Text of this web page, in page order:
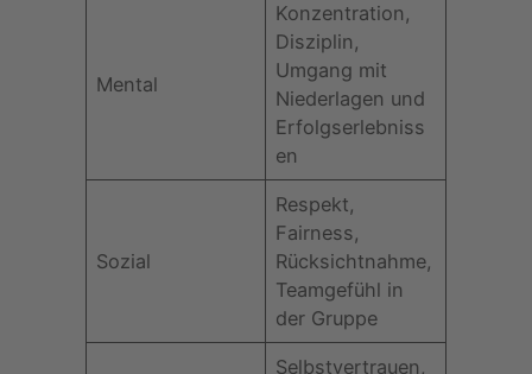
Mental
Konzentration,
Disziplin,
Umgang mit
Niederlagen und
Erfolgserlebniss
en
Sozial
Respekt,
Fairness,
Rücksichtnahme,
Teamgefühl in
der Gruppe
Selbstvertrauen,